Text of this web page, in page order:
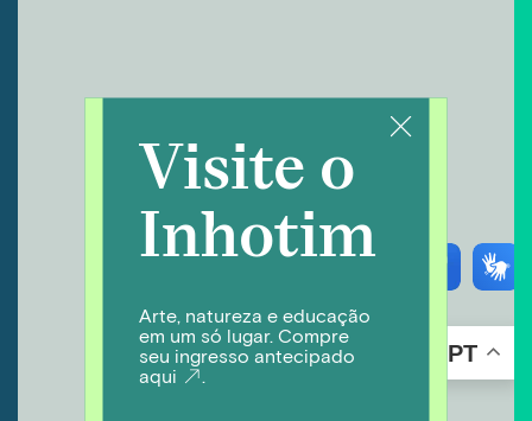
Visite o
Inhotim
Arte, natureza e educação
em um só lugar. Compre
seu ingresso antecipado
aqui
PT